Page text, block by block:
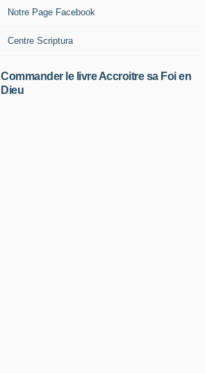
Notre Page Facebook
Centre Scriptura
Commander le livre Accroitre sa Foi en
Dieu